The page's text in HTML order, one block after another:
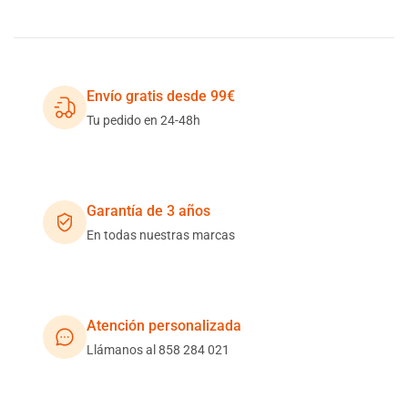
Envío gratis desde 99€
Tu pedido en 24-48h
Garantía de 3 años
En todas nuestras marcas
Atención personalizada
Llámanos al 858 284 021